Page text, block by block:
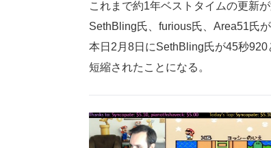
これまで約1年ベストタイムの更新
SethBling氏、furious氏、Area51氏
本日2月8日にSethBling氏が45秒
短縮されたことになる。